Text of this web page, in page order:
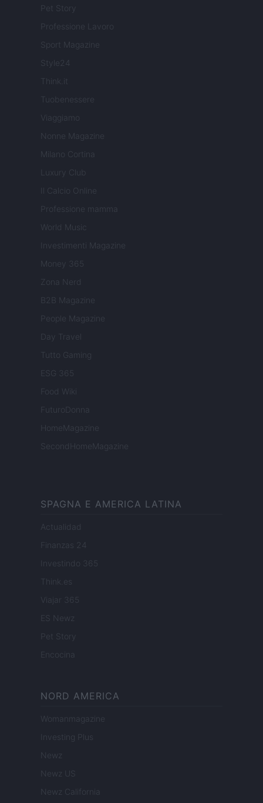
Pet Story
Professione Lavoro
Sport Magazine
Style24
Think.it
Tuobenessere
Viaggiamo
Nonne Magazine
Milano Cortina
Luxury Club
Il Calcio Online
Professione mamma
World Music
Investimenti Magazine
Money 365
Zona Nerd
B2B Magazine
People Magazine
Day Travel
Tutto Gaming
ESG 365
Food Wiki
FuturoDonna
HomeMagazine
SecondHomeMagazine
SPAGNA E AMERICA LATINA
Actualidad
Finanzas 24
Investindo 365
Think.es
Viajar 365
ES Newz
Pet Story
Encocina
NORD AMERICA
Womanmagazine
Investing Plus
Newz
Newz US
Newz California